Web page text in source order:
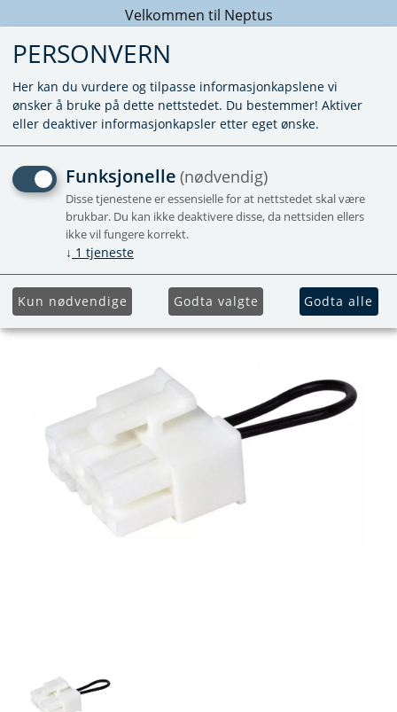
Velkommen til Neptus
NØDKABEL
Nødkabel for 3010 og 3020. For 3020
trengs også adapter 3020035
PERSONVERN
Her kan du vurdere og tilpasse informasjonkapslene vi
ønsker å bruke på dette nettstedet. Du bestemmer! Aktiver
eller deaktiver informasjonkapsler etter eget ønske.
Funksjonelle (nødvendig)
Disse tjenestene er essensielle for at nettstedet skal være
brukbar. Du kan ikke deaktivere disse, da nettsiden ellers
ikke vil fungere korrekt.
↓ 1 tjeneste
Kun nødvendige Godta valgte Godta alle